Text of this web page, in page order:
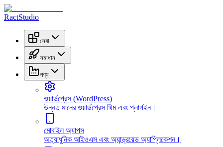
RactStudio
সেবা
সমাধান
পণ্য
ওয়ার্ডপ্রেস (WordPress)
উন্নত মানের ওয়ার্ডপ্রেস থিম এবং প্লাগইন।
মোবাইল অ্যাপস
অত্যাধুনিক আইওএস এবং অ্যান্ড্রয়েড অ্যাপ্লিকেশন।